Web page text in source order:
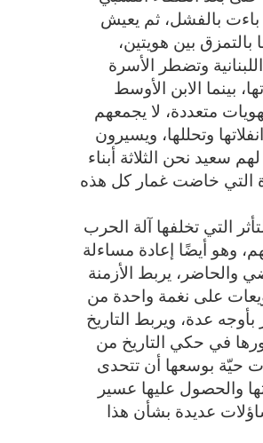
باءت بالفشل، ثم يعيش
بين هويتين،
وتضطر الأسرة
بينما الابن الأوسط
متعددة، لا يجمعهم
وتحللها، ويسيرون
سعيد نحن الثلاثة أبناء
التي خاضت غمار كل هذه
التي تخلفها آلة الحرب
وهو أيضًا إعادة مساءلة
والحاضر، يربط الأزمنة
على نغمة واحدة من
عدة، ويربط التاريخ
في حكي التاريخ من
حيّة بوسعها أن تتحدى
والحصول عليها عسير
عديدة بشأن هذا